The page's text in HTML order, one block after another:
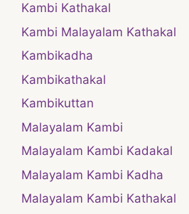
Kambi Kathakal
Kambi Malayalam Kathakal
Kambikadha
Kambikathakal
Kambikuttan
Malayalam Kambi
Malayalam Kambi Kadakal
Malayalam Kambi Kadha
Malayalam Kambi Kathakal